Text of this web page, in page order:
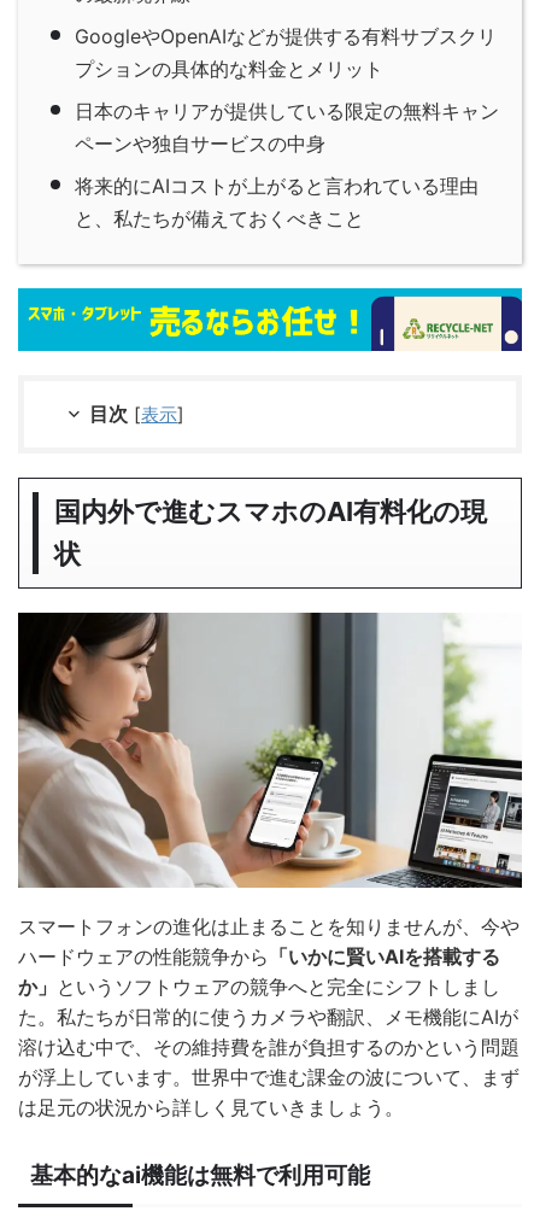
GoogleやOpenAIなどが提供する有料サブスクリ
プションの具体的な料金とメリット
日本のキャリアが提供している限定の無料キャン
ペーンや独自サービスの中身
将来的にAIコストが上がると言われている理由
と、私たちが備えておくべきこと
目次 [表示]
国内外で進むスマホのAI有料化の現
状
スマートフォンの進化は止まることを知りませんが、今や
ハードウェアの性能競争から 「いかに賢いAIを搭載する
か」 というソフトウェアの競争へと完全にシフトしまし
た。私たちが日常的に使うカメラや翻訳、メモ機能にAIが
溶け込む中で、その維持費を誰が負担するのかという問題
が浮上しています。世界中で進む課金の波について、まず
は足元の状況から詳しく見ていきましょう。
基本的なai機能は無料で利用可能